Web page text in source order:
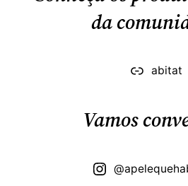
da
abitat
Vamos